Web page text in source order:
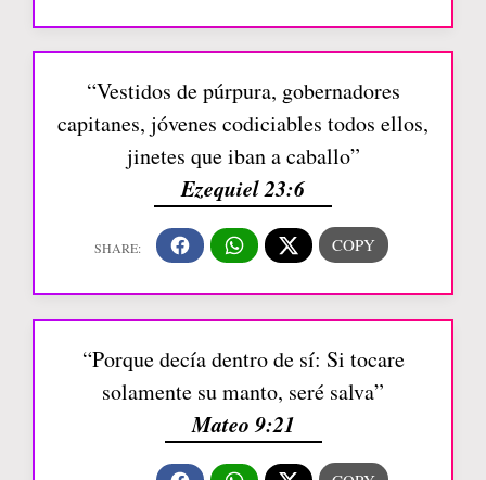
“Vestidos de púrpura, gobernadores
capitanes, jóvenes codiciables todos ellos,
jinetes que iban a caballo”
Ezequiel 23:6
“Porque decía dentro de sí: Si tocare
solamente su manto, seré salva”
Mateo 9:21